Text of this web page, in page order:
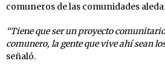
comuneros de las comunidades
“Tiene que ser un proyecto
comunero, la gente que vive ahí sean
señaló.